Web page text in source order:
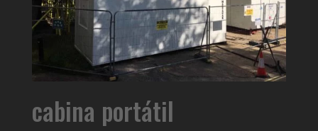
cabina portátil